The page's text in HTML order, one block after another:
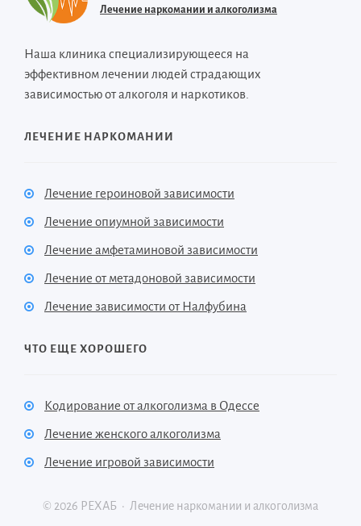
Лечение наркомании и алкоголизма
Наша клиника специализирующееся на
эффективном лечении людей страдающих
зависимостью от алкоголя и наркотиков.
ЛЕЧЕНИЕ НАРКОМАНИИ
Лечение героиновой зависимости
Лечение опиумной зависимости
Лечение амфетаминовой зависимости
Лечение от метадоновой зависимости
Лечение зависимости от Налфубина
ЧТО ЕЩЕ ХОРОШЕГО
Кодирование от алкоголизма в Одессе
Лечение женского алкоголизма
Лечение игровой зависимости
© 2026 РЕХАБ · Лечение наркомании и алкоголизма